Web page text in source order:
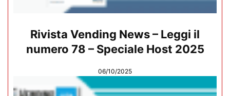
Rivista Vending News – Leggi il
numero 78 – Speciale Host 2025
06/10/2025